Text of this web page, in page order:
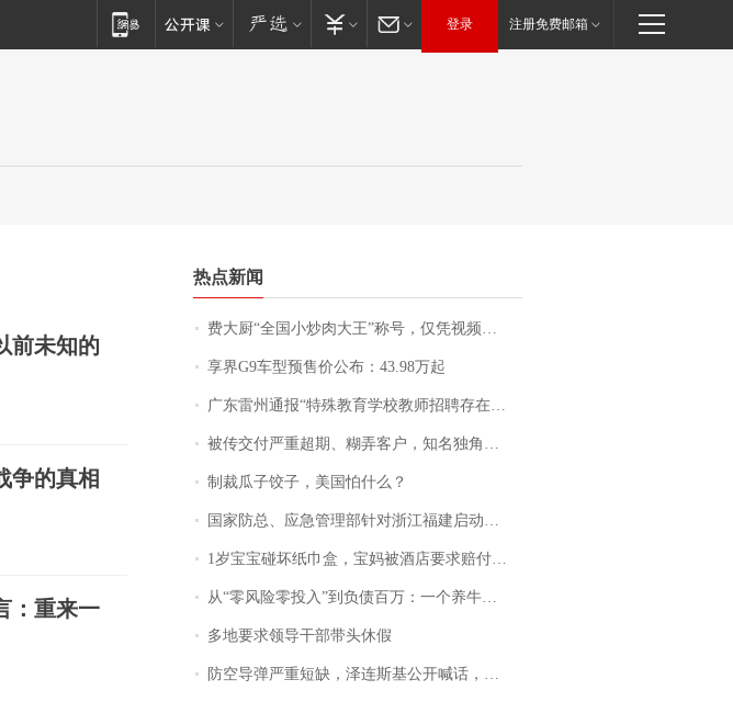
登录 注册免费邮箱
前未知的
争的真相
：重来一
热点新闻
费大厨“全国小炒肉大王”称号，仅凭视频评出？中国烹饪协会回应
享界G9车型预售价公布：43.98万起
广东雷州通报“特殊教育学校教师招聘存在违规行为”：已启动问责程序 副校长被停职
被传交付严重超期、糊弄客户，知名独角兽车企创始人回应：都没证据，将依法采取措施，“本人长期与美国交管局保持沟通，对方表示肯定”
制裁瓜子饺子，美国怕什么？
国家防总、应急管理部针对浙江福建启动防汛防台风四级应急响应
1岁宝宝碰坏纸巾盒，宝妈被酒店要求赔付924元！三亚一酒店回复：骨瓷定制！网友一查价格，吵翻了
从“零风险零投入”到负债百万：一个养牛项目崩盘后，谁该为农户的贷款买单丨红星调查
多地要求领导干部带头休假
防空导弹严重短缺，泽连斯基公开喊话，乌克兰失去导弹拦截能力？